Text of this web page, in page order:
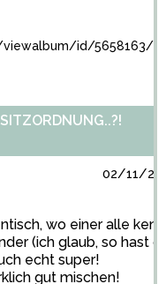
id/5658163/
02/11/
wo einer alle
(ich glaub, so hast
echt super!
gut mischen!